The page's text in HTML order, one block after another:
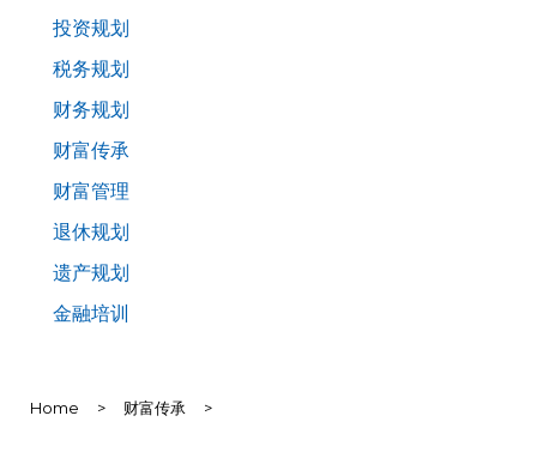
投资规划
税务规划
财务规划
财富传承
财富管理
退休规划
遗产规划
金融培训
Home > 财富传承 >